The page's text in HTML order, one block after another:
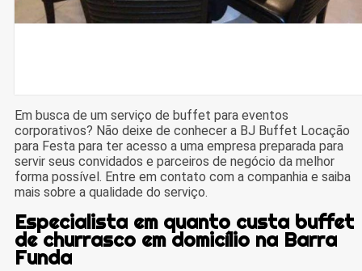
Em busca de um serviço de buffet para eventos
corporativos? Não deixe de conhecer a BJ Buffet Locação
para Festa para ter acesso a uma empresa preparada para
servir seus convidados e parceiros de negócio da melhor
forma possível. Entre em contato com a companhia e saiba
mais sobre a qualidade do serviço.
Especialista em quanto custa buffet
de churrasco em domicílio na Barra
Funda